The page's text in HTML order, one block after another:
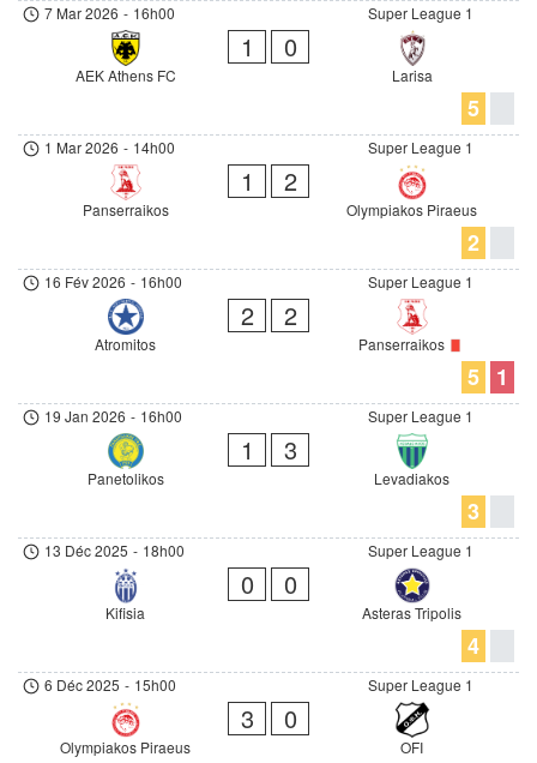
Super League 1
7 Mar 2026 - 16h00
AEK Athens FC
1 0
Larisa
5
Super League 1
1 Mar 2026 - 14h00
Panserraikos
1 2
Olympiakos Piraeus
2
Super League 1
16 Fév 2026 - 16h00
Atromitos
2 2
Panserraikos
5 1
Super League 1
19 Jan 2026 - 16h00
Panetolikos
1 3
Levadiakos
3
Super League 1
13 Déc 2025 - 18h00
Kifisia
0 0
Asteras Tripolis
4
Super League 1
6 Déc 2025 - 15h00
Olympiakos Piraeus
3 0
OFI